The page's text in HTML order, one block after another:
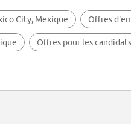
City, Mexique Offres
Offres pour les